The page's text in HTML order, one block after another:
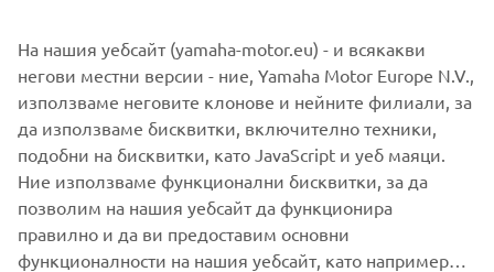
На нашия уебсайт (yamaha-motor.eu) - и всякакви
негови местни версии - ние, Yamaha Motor Europe N.V.,
използваме неговите клонове и нейните филиали, за
да използваме бисквитки, включително техники,
подобни на бисквитки, като JavaScript и уеб маяци.
Ние използваме функционални бисквитки, за да
позволим на нашия уебсайт да функционира
правилно и да ви предоставим основни
функционалности на нашия уебсайт, като например